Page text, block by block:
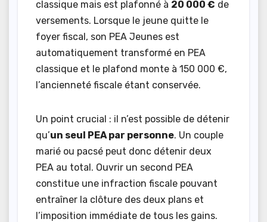
classique mais est plafonné à 20 000 € de
versements. Lorsque le jeune quitte le
foyer fiscal, son PEA Jeunes est
automatiquement transformé en PEA
classique et le plafond monte à 150 000 €,
l’ancienneté fiscale étant conservée.
Un point crucial : il n’est possible de détenir
qu’un seul PEA par personne. Un couple
marié ou pacsé peut donc détenir deux
PEA au total. Ouvrir un second PEA
constitue une infraction fiscale pouvant
entraîner la clôture des deux plans et
l’imposition immédiate de tous les gains.